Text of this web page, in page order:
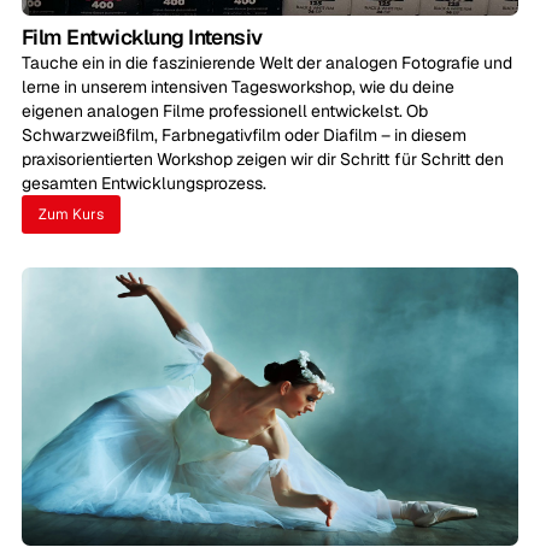
Film Entwicklung Intensiv
Tauche ein in die faszinierende Welt der analogen Fotografie und
lerne in unserem intensiven Tagesworkshop, wie du deine
eigenen analogen Filme professionell entwickelst. Ob
Schwarzweißfilm, Farbnegativfilm oder Diafilm – in diesem
praxisorientierten Workshop zeigen wir dir Schritt für Schritt den
gesamten Entwicklungsprozess.
Zum Kurs